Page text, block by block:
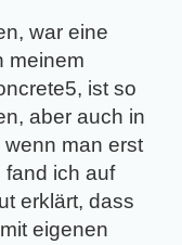
war eine
meinem
ist so
aber auch in
man erst
fand ich auf
erklärt, dass
eigenen